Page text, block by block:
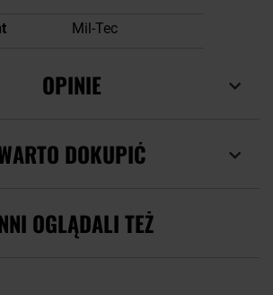
Mil-Tec
OPINIE
DOKUPIĆ
OGLĄDALI TEŻ